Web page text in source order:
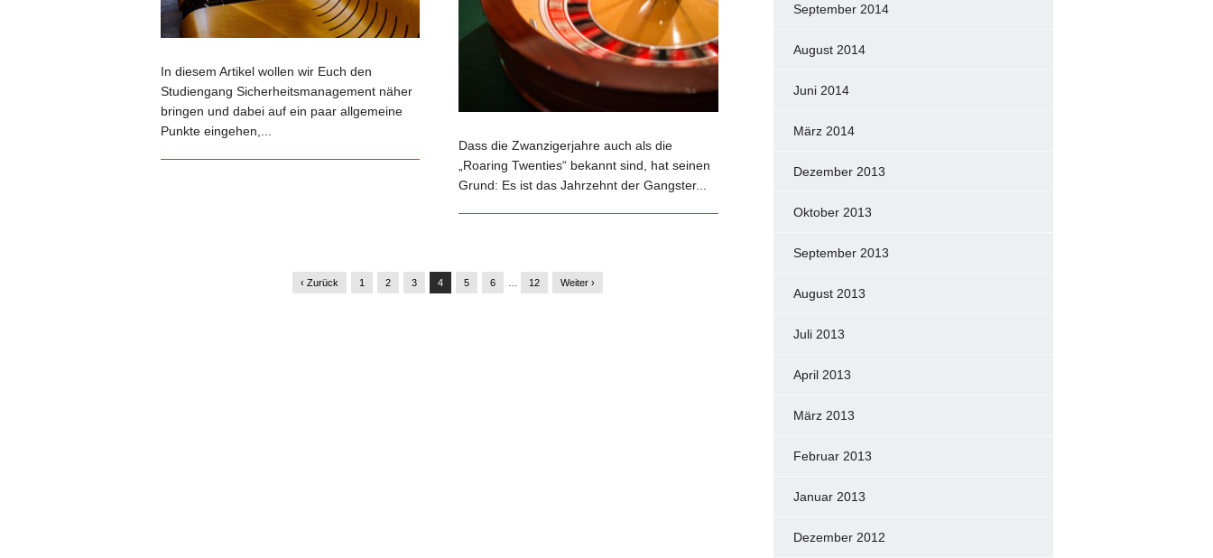
In diesem Artikel wollen wir Euch den
Studiengang Sicherheitsmanagement näher
bringen und dabei auf ein paar allgemeine
Punkte eingehen,...
Dass die Zwanzigerjahre auch als die
„Roaring Twenties“ bekannt sind, hat seinen
Grund: Es ist das Jahrzehnt der Gangster...
‹ Zurück 1 2 3 4 5 6 12 Weiter ›
September 2014
August 2014
Juni 2014
März 2014
Dezember 2013
Oktober 2013
September 2013
August 2013
Juli 2013
April 2013
März 2013
Februar 2013
Januar 2013
Dezember 2012